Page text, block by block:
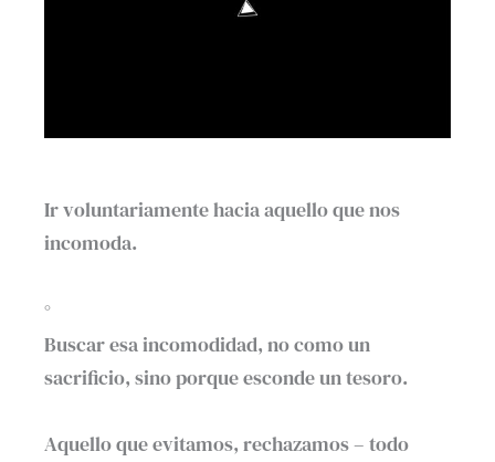
Ir voluntariamente hacia aquello que nos
incomoda.⁣
⁣°
Buscar esa incomodidad, no como un
sacrificio, sino porque esconde un tesoro.⁣
Aquello que evitamos, rechazamos – todo